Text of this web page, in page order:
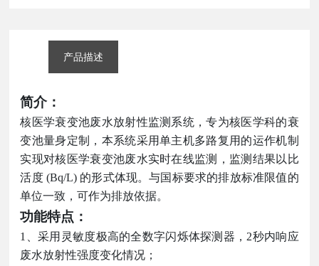
产品描述
简介：
核医学衰变池废水放射性监测系统，专为核医学科的衰
变池量身定制，本系统采用单主机多路复用的运作机制
实现对核医学衰变池废水实时在线监测，监测结果以比
活度 (Bq/L) 的形式体现。与国标要求的排放标准限值的
单位一致，可作为排放依据。
功能特点：
1、采用灵敏度极高的全数字闪烁体探测器，2秒内响应
废水放射性强度变化情况；